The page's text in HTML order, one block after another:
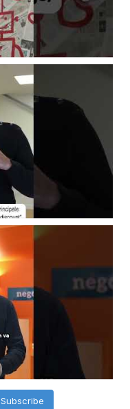
Subscribe